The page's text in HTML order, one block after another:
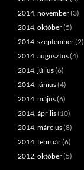
2014. november(3)
2014. október(5)
2014. szeptember(2)
2014. augusztus(4)
2014. július(6)
2014. június(4)
2014. május(6)
2014. április(10)
2014. március(8)
2014. február(6)
2012. október(5)